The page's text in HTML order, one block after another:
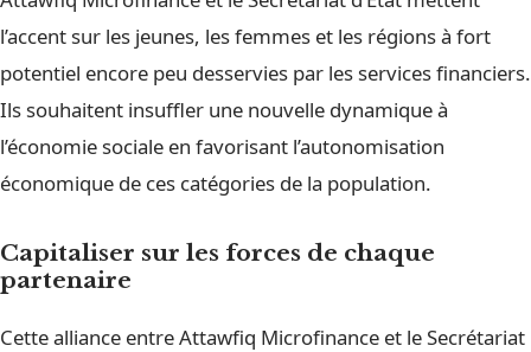
l’accent sur les jeunes, les femmes et les régions à fort
potentiel encore peu desservies par les services financiers.
Ils souhaitent insuffler une nouvelle dynamique à
l’économie sociale en favorisant l’autonomisation
économique de ces catégories de la population.
Capitaliser sur les forces de chaque
partenaire
Cette alliance entre Attawfiq Microfinance et le Secrétariat